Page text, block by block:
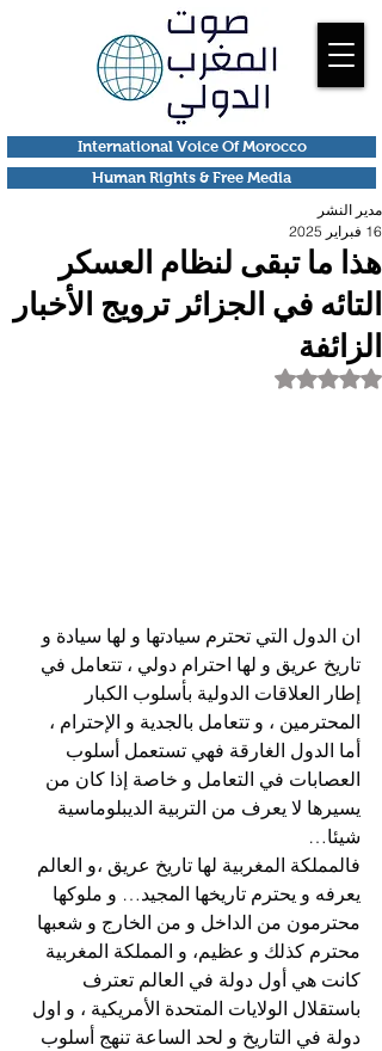
Human Rights & Free Media
International Voice Of Morocco
هذا ما تبقى لنظام العسكر
التائه في الجزائر ترويج الأخبار
الزائفة
مدير النشر
16 فبراير 2025
تم التقييم بـ ليس رقمًا من أصل 5 نجوم.
ان الدول التي تحترم سيادتها و لها سيادة و
تاريخ عريق و لها احترام دولي ، تتعامل في
إطار العلاقات الدولية بأسلوب الكبار
المحترمين ، و تتعامل بالجدية و الإحترام ،
أما الدول الغارقة فهي تستعمل أسلوب
العصابات في التعامل و خاصة إذا كان من
يسيرها لا يعرف من التربية الديبلوماسية
شيئا…
فالمملكة المغربية لها تاريخ عريق ،و العالم
يعرفه و يحترم تاريخها المجيد… و ملوكها
محترمون من الداخل و من الخارج و شعبها
محترم كذلك و عظيم، و المملكة المغربية
كانت هي أول دولة في العالم تعترف
باستقلال الولايات المتحدة الأمريكية ، و اول
دولة في التاريخ و لحد الساعة تنهج أسلوب